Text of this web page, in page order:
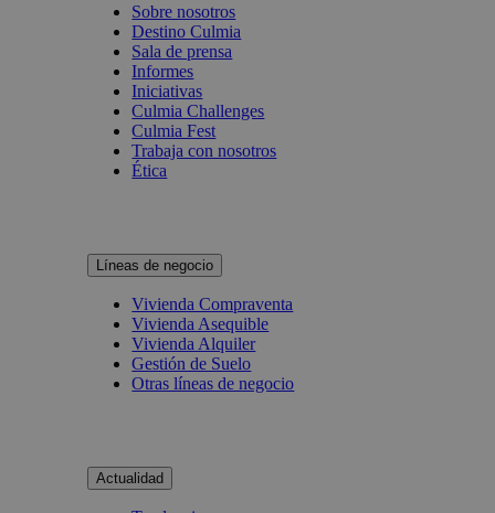
Sobre nosotros
Destino Culmia
Sala de prensa
Informes
Iniciativas
Culmia Challenges
Culmia Fest
Trabaja con nosotros
Ética
Líneas de negocio
Vivienda Compraventa
Vivienda Asequible
Vivienda Alquiler
Gestión de Suelo
Otras líneas de negocio
Actualidad